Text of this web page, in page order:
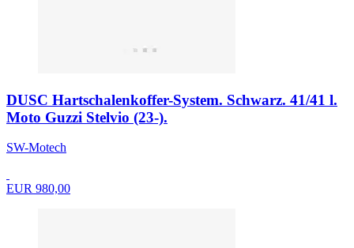
DUSC Hartschalenkoffer-System. Schwarz. 41/41 l.
Moto Guzzi Stelvio (23-).
SW-Motech
EUR 980,00